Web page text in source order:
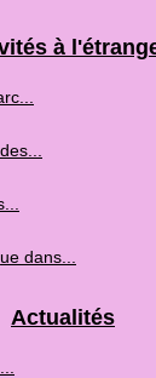
à
dans...
Actualités